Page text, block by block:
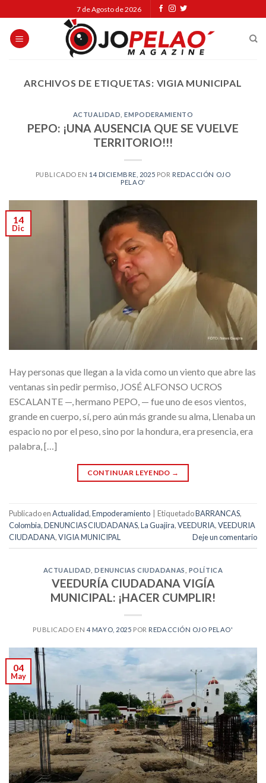
to
content
7 de Agosto de 2026
ARCHIVOS DE ETIQUETAS: VIGIA MUNICIPAL
ACTUALIDAD ,EMPODERAMIENTO
PEPO: ¡UNA AUSENCIA QUE SE VUELVE
TERRITORIO!!!
PUBLICADO EN 14 DICIEMBRE, 2025 POR REDACCIÓN OJO
PELAO'
14
Dic
Hay personas que llegan a la vida como un viento que abre las
ventanas sin pedir permiso, JOSÉ ALFONSO UCROS
ESCALANTE —, hermano PEPO, — fue uno de esos vientos,
grande en cuerpo, sí, pero aún más grande su alma, Llenaba un
espacio no por el peso, sino por la hondura, era presencia, era
palabra, […]
CONTINUAR LEYENDO →
Publicado enActualidad,Empoderamiento EtiquetadoBARRANCAS,
Colombia,DENUNCIAS CIUDADANAS,La Guajira,VEEDURIA,VEEDURIA
CIUDADANA,VIGIA MUNICIPAL Deje un comentario
ACTUALIDAD ,DENUNCIAS CIUDADANAS POLÍTICA
VEEDURÍA CIUDADANA VIGÍA
MUNICIPAL: ¡HACER CUMPLIR!
PUBLICADO EN 4 MAYO, 2025 POR REDACCIÓN OJO PELAO'
04
May